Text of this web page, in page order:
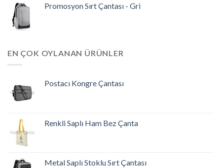
Promosyon Sırt Çantası - Gri
EN ÇOK OYLANAN ÜRÜNLER
Postacı Kongre Çantası
Renkli Saplı Ham Bez Çanta
Metal Saplı Stoklu Sırt Çantası